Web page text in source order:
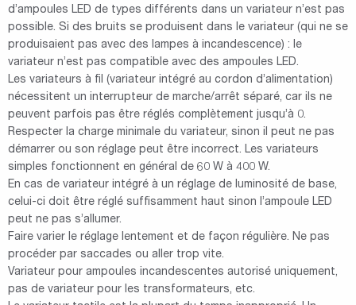
d’ampoules LED de types différents dans un variateur n’est pas
possible. Si des bruits se produisent dans le variateur (qui ne se
produisaient pas avec des lampes à incandescence) : le
variateur n’est pas compatible avec des ampoules LED.
Les variateurs à fil (variateur intégré au cordon d’alimentation)
nécessitent un interrupteur de marche/arrêt séparé, car ils ne
peuvent parfois pas être réglés complètement jusqu’à 0.
Respecter la charge minimale du variateur, sinon il peut ne pas
démarrer ou son réglage peut être incorrect. Les variateurs
simples fonctionnent en général de 60 W à 400 W.
En cas de variateur intégré à un réglage de luminosité de base,
celui-ci doit être réglé suffisamment haut sinon l’ampoule LED
peut ne pas s’allumer.
Faire varier le réglage lentement et de façon régulière. Ne pas
procéder par saccades ou aller trop vite.
Variateur pour ampoules incandescentes autorisé uniquement,
pas de variateur pour les transformateurs, etc.